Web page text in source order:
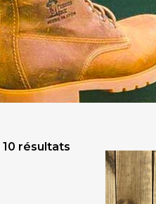
résultats